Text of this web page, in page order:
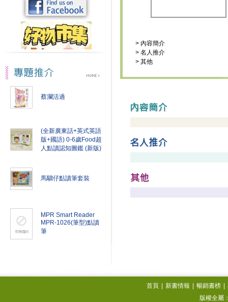
蔡瀾活過
(全新廣東話+英式英語
版+國語) 0-6歲Food超
人點讀認知圖鑑 (新版)
馬騮仔點讀筆套裝
MPR Smart Reader
MPR-1026(筆型)點讀
筆
> 內容簡介
> 名人推介
> 其他
首頁 新書情報 暢銷書榜
版權全屬